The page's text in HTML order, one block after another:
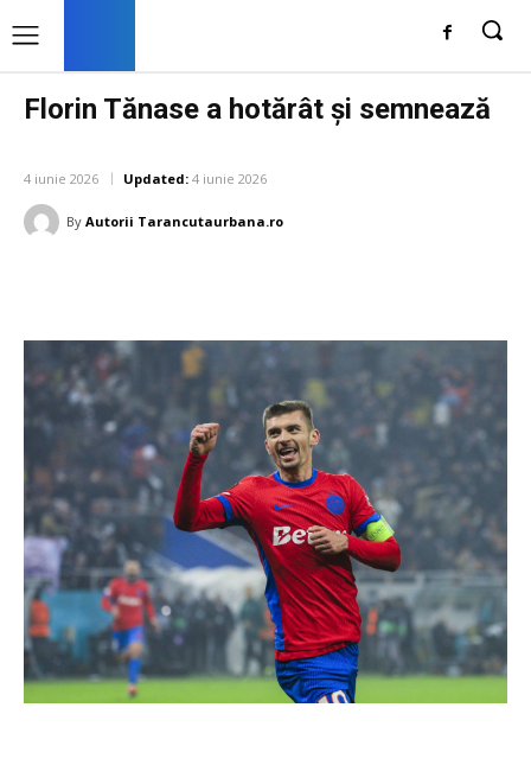
Florin Tănase a hotărât și semnează
4 iunie 2026 Updated: 4 iunie 2026
By Autorii Tarancutaurbana.ro